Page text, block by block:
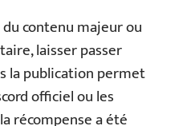
contenu majeur ou
laisser passer
la publication permet
officiel ou les
récompense a été